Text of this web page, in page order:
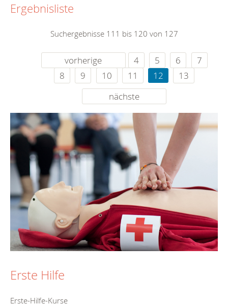
Ergebnisliste
Suchergebnisse 111 bis 120 von 127
vorherige 4 5 6
7
8
9 10 11 12
13
nächste
Erste Hilfe
Erste-Hilfe-Kurse